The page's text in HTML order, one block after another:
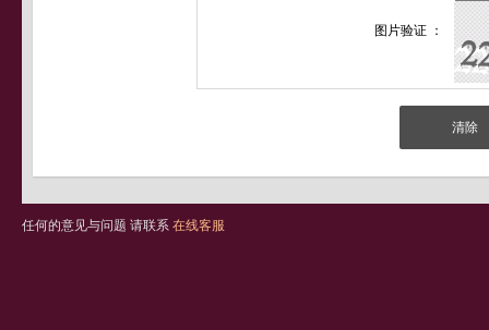
图片验证 ：
任何的意见与问题 请联系 在线客服